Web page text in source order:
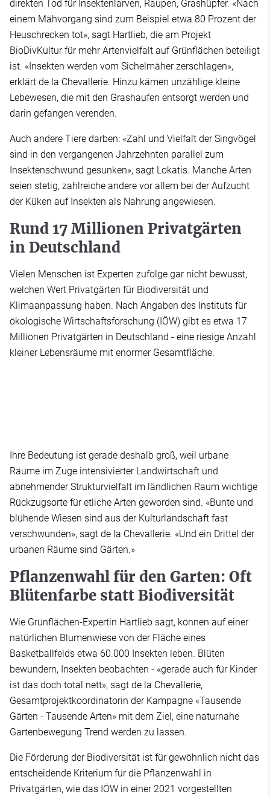
direkten Tod für Insektenlarven, Raupen, Grashüpfer. «Nach
einem Mähvorgang sind zum Beispiel etwa 80 Prozent der
Heuschrecken tot», sagt Hartlieb, die am Projekt
BioDivKultur für mehr Artenvielfalt auf Grünflächen beteiligt
ist. «Insekten werden vom Sichelmäher zerschlagen»,
erklärt de la Chevallerie. Hinzu kämen unzählige kleine
Lebewesen, die mit den Grashaufen entsorgt werden und
darin gefangen verenden.
Auch andere Tiere darben: «Zahl und Vielfalt der Singvögel
sind in den vergangenen Jahrzehnten parallel zum
Insektenschwund gesunken», sagt Lokatis. Manche Arten
seien stetig, zahlreiche andere vor allem bei der Aufzucht
der Küken auf Insekten als Nahrung angewiesen.
Rund 17 Millionen Privatgärten
in Deutschland
Vielen Menschen ist Experten zufolge gar nicht bewusst,
welchen Wert Privatgärten für Biodiversität und
Klimaanpassung haben. Nach Angaben des Instituts für
ökologische Wirtschaftsforschung (IÖW) gibt es etwa 17
Millionen Privatgärten in Deutschland - eine riesige Anzahl
kleiner Lebensräume mit enormer Gesamtfläche.
Ihre Bedeutung ist gerade deshalb groß, weil urbane
Räume im Zuge intensivierter Landwirtschaft und
abnehmender Strukturvielfalt im ländlichen Raum wichtige
Rückzugsorte für etliche Arten geworden sind. «Bunte und
blühende Wiesen sind aus der Kulturlandschaft fast
verschwunden», sagt de la Chevallerie. «Und ein Drittel der
urbanen Räume sind Gärten.»
Pflanzenwahl für den Garten: Oft
Blütenfarbe statt Biodiversität
Wie Grünflächen-Expertin Hartlieb sagt, können auf einer
natürlichen Blumenwiese von der Fläche eines
Basketballfelds etwa 60.000 Insekten leben. Blüten
bewundern, Insekten beobachten - «gerade auch für Kinder
ist das doch total nett», sagt de la Chevallerie,
Gesamtprojektkoordinatorin der Kampagne «Tausende
Gärten - Tausende Arten» mit dem Ziel, eine naturnahe
Gartenbewegung Trend werden zu lassen.
Die Förderung der Biodiversität ist für gewöhnlich nicht das
entscheidende Kriterium für die Pflanzenwahl in
Privatgärten, wie das IÖW in einer 2021 vorgestellten